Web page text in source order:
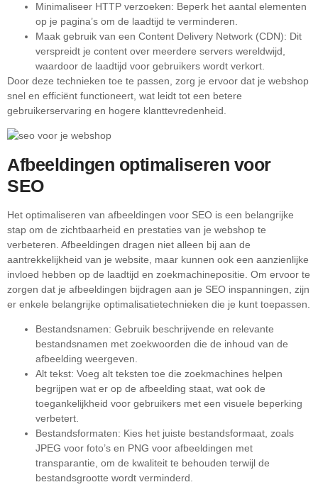
Minimaliseer HTTP verzoeken: Beperk het aantal elementen
op je pagina’s om de laadtijd te verminderen.
Maak gebruik van een Content Delivery Network (CDN): Dit
verspreidt je content over meerdere servers wereldwijd,
waardoor de laadtijd voor gebruikers wordt verkort.
Door deze technieken toe te passen, zorg je ervoor dat je webshop
snel en efficiënt functioneert, wat leidt tot een betere
gebruikerservaring en hogere klanttevredenheid.
Afbeeldingen optimaliseren voor
SEO
Het optimaliseren van afbeeldingen voor SEO is een belangrijke
stap om de zichtbaarheid en prestaties van je webshop te
verbeteren. Afbeeldingen dragen niet alleen bij aan de
aantrekkelijkheid van je website, maar kunnen ook een aanzienlijke
invloed hebben op de laadtijd en zoekmachinepositie. Om ervoor te
zorgen dat je afbeeldingen bijdragen aan je SEO inspanningen, zijn
er enkele belangrijke optimalisatietechnieken die je kunt toepassen.
Bestandsnamen: Gebruik beschrijvende en relevante
bestandsnamen met zoekwoorden die de inhoud van de
afbeelding weergeven.
Alt tekst: Voeg alt teksten toe die zoekmachines helpen
begrijpen wat er op de afbeelding staat, wat ook de
toegankelijkheid voor gebruikers met een visuele beperking
verbetert.
Bestandsformaten: Kies het juiste bestandsformaat, zoals
JPEG voor foto’s en PNG voor afbeeldingen met
transparantie, om de kwaliteit te behouden terwijl de
bestandsgrootte wordt verminderd.